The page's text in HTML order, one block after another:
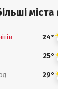
міста
24°
25°
29°